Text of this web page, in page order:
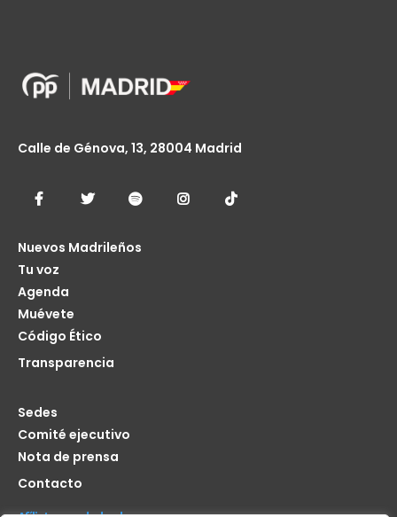
Calle de Génova, 13, 28004 Madrid
Nuevos Madrileños
Tu voz
Agenda
Muévete
Código Ético
Transparencia
Sedes
Comité ejecutivo
Nota de prensa
Contacto